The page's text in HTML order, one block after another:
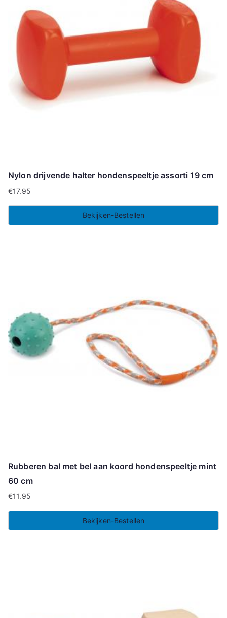
Nylon drijvende halter hondenspeeltje assorti 19 cm
€17.95
Bekijken-Bestellen
Rubberen bal met bel aan koord hondenspeeltje mint
60 cm
€11.95
Bekijken-Bestellen